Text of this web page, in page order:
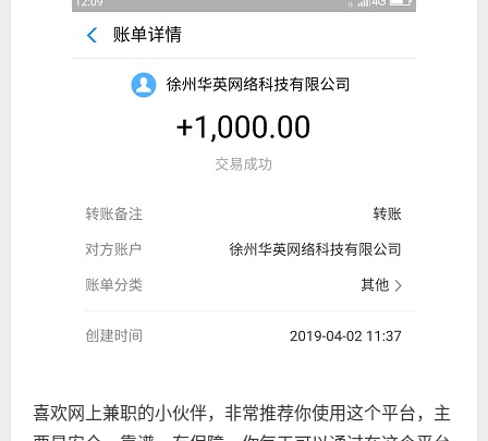
喜欢网上兼职的小伙伴，非常推荐你使用这个平台，主